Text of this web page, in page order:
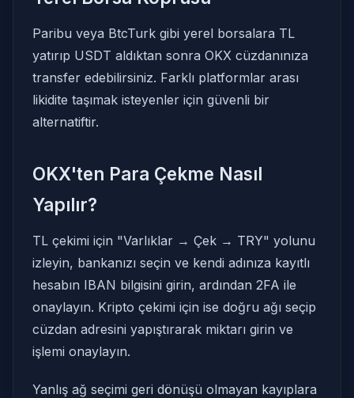
Paribu veya BtcTurk gibi yerel borsalara TL
yatırıp USDT aldıktan sonra OKX cüzdanınıza
transfer edebilirsiniz. Farklı platformlar arası
likidite taşımak isteyenler için güvenli bir
alternatiftir.
OKX'ten Para Çekme Nasıl
Yapılır?
TL çekimi için "Varlıklar → Çek → TRY" yolunu
izleyin, bankanızı seçin ve kendi adınıza kayıtlı
hesabın IBAN bilgisini girin, ardından 2FA ile
onaylayın. Kripto çekimi için ise doğru ağı seçip
cüzdan adresini yapıştırarak miktarı girin ve
işlemi onaylayın.
Yanlış ağ seçimi geri dönüşü olmayan kayıplara